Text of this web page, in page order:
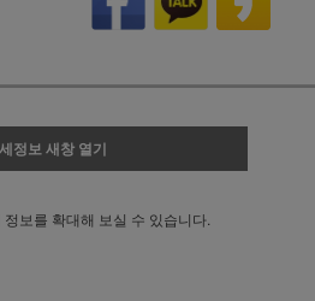
정보 새창 열기
정보를 확대해 보실 수 있습니다.